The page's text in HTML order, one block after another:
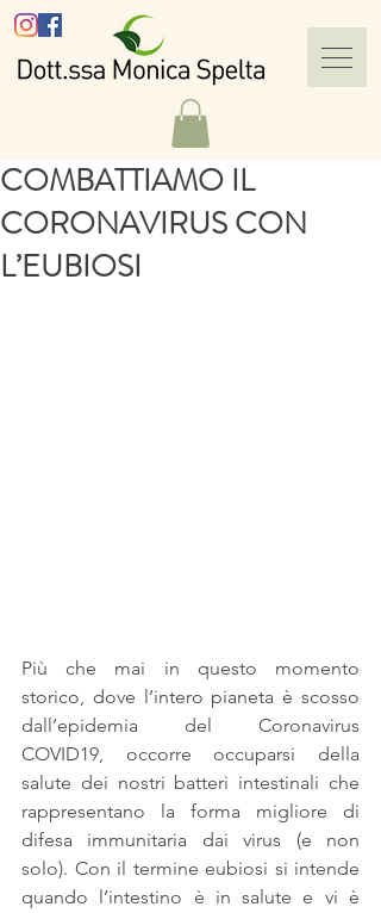
COMBATTIAMO IL
CORONAVIRUS CON
L’EUBIOSI
Più che mai in questo momento
storico, dove l’intero pianeta è scosso
dall’epidemia del Coronavirus
COVID19, occorre occuparsi della
salute dei nostri batteri intestinali che
rappresentano la forma migliore di
difesa immunitaria dai virus (e non
solo). Con il termine eubiosi si intende
quando l’intestino è in salute e vi è